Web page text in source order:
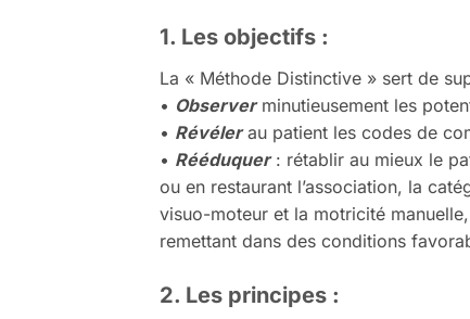
1. Les objectifs :
La « Méthode Distinctive » sert de
• Observerminutieusement les
• Révélerau patient les codes de
• Rééduquer: rétablir au mieux le
ou en restaurant l’association, la
visuo-moteur et la motricité
remettant dans des conditions
2. Les principes :